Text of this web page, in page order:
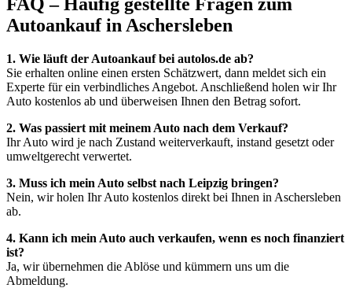
Autoankauf in Aschersleben
1. Wie läuft der Autoankauf bei autolos.de ab?
Sie erhalten online einen ersten Schätzwert, dann meldet sich ein
Experte für ein verbindliches Angebot. Anschließend holen wir Ihr
Auto kostenlos ab und überweisen Ihnen den Betrag sofort.
2. Was passiert mit meinem Auto nach dem Verkauf?
Ihr Auto wird je nach Zustand weiterverkauft, instand gesetzt oder
umweltgerecht verwertet.
3. Muss ich mein Auto selbst nach Leipzig bringen?
Nein, wir holen Ihr Auto kostenlos direkt bei Ihnen in Aschersleben
ab.
4. Kann ich mein Auto auch verkaufen, wenn es noch finanziert
ist?
Ja, wir übernehmen die Ablöse und kümmern uns um die
Abmeldung.